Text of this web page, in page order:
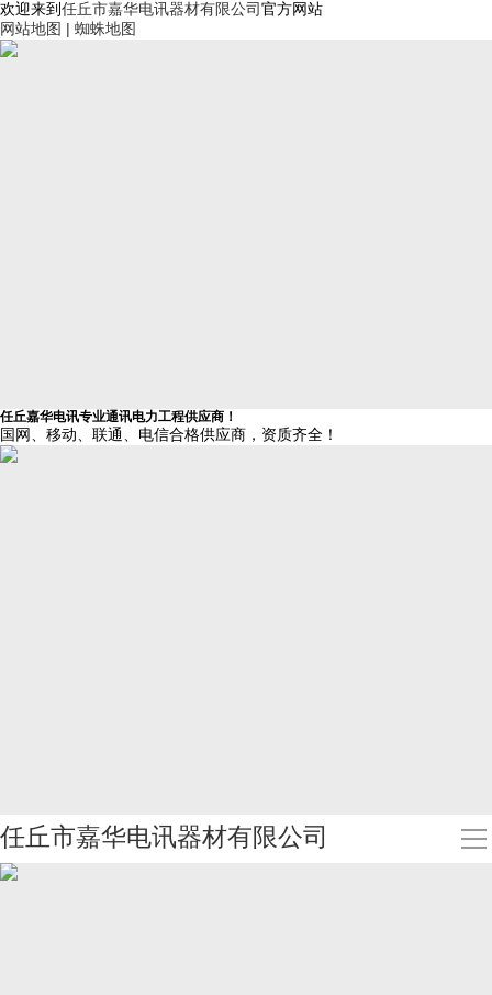
欢迎来到任丘市嘉华电讯器材有限公司官方网站
网站地图 | 蜘蛛地图
任丘嘉华电讯专业通讯电力工程供应商！
国网、移动、联通、电信合格供应商，资质齐全！
导
任丘市嘉华电讯器材有限公司